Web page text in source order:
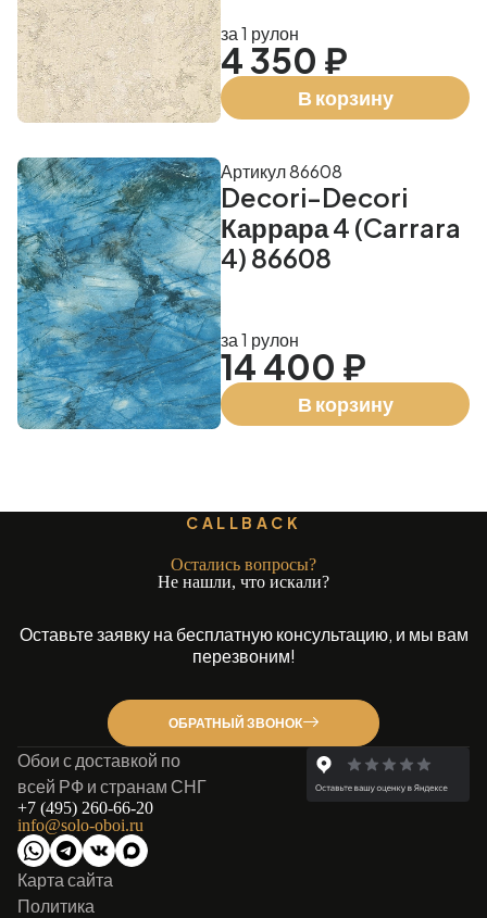
за 1 рулон
4 350 ₽
В корзину
Decori-Decori
Каррара 4 (Carrara
4) 86608
Артикул 86608
за 1 рулон
14 400 ₽
В корзину
CALLBACK
Остались вопросы?
Не нашли, что искали?
Оставьте заявку на бесплатную консультацию, и мы вам
перезвоним!
ОБРАТНЫЙ ЗВОНОК
Обои с доставкой по
всей РФ и странам СНГ
+7 (495) 260-66-20
info@solo-oboi.ru
Карта сайта
Политика